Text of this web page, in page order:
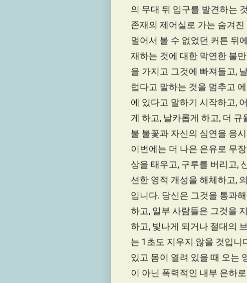
의 무대 뒤 입구를 발견하는
존재의 제어실로 가는 숨겨
멀어서 볼 수 없었던 커튼 뒤
재하는 것에 대한 막연한 불
을 가지고 그것에 빠져들고,
럽다고 말하는 것을 멈추고
에 있다고 말하기 시작하고,
게 하고, 날카롭게 하고, 더
불 불꽃과 자신의 심연을 응
이번에는 더 나은 은유로 무
상을 태우고, 구루를 버리고,
션한 영적 개성을 해체하고,
입니다. 당신은 그것을 통과
하고, 일부 사람들은 그것을
하고, 빛나게 되거나 절대의
는 1초도 지우지 않을 것입니
있고 몸이 열려 있을 때 오는
이 아닌 폭력적인 내부 은하